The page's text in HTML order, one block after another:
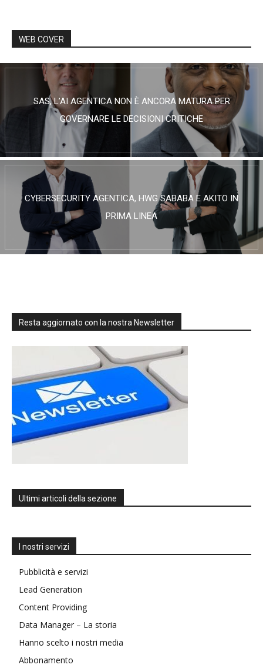
WEB COVER
SAS, L’AI AGENTICA NON È ANCORA MATURA PER
GOVERNARE LE DECISIONI CRITICHE
CYBERSECURITY AGENTICA, HWG SABABA E AKITO IN
PRIMA LINEA
Resta aggiornato con la nostra Newsletter
Ultimi articoli della sezione
I nostri servizi
Pubblicità e servizi
Lead Generation
Content Providing
Data Manager – La storia
Hanno scelto i nostri media
Abbonamento